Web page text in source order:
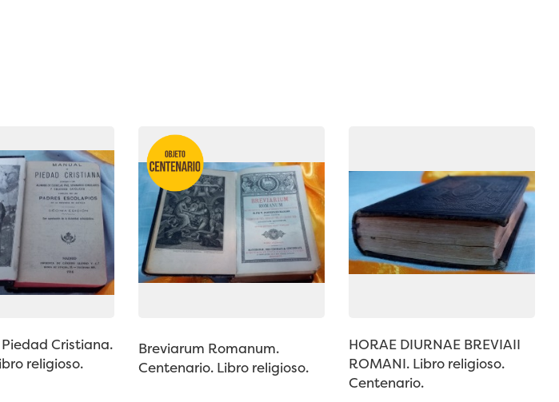
Cristiana.
religioso.
Breviarum Romanum.
Centenario. Libro religioso.
HORAE DIURNAE BREVIAII
ROMANI. Libro religioso.
Centenario.